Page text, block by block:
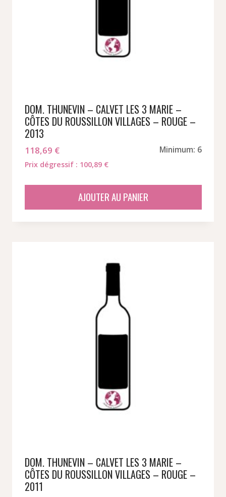
DOM. THUNEVIN – CALVET LES 3 MARIE –
CÔTES DU ROUSSILLON VILLAGES – ROUGE –
2013
118,69 € Minimum: 6
Prix dégressif : 100,89 €
AJOUTER AU PANIER
DOM. THUNEVIN – CALVET LES 3 MARIE –
CÔTES DU ROUSSILLON VILLAGES – ROUGE –
2011